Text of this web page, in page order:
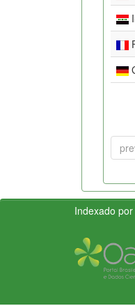
Indexado por